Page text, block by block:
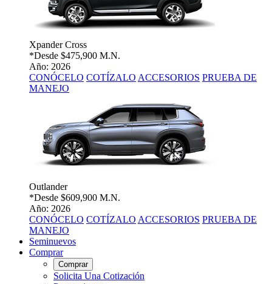
Xpander Cross
*Desde $475,900 M.N.
Año: 2026
CONÓCELO COTÍZALO ACCESORIOS PRUEBA DE
MANEJO
Outlander
*Desde $609,900 M.N.
Año: 2026
CONÓCELO COTÍZALO ACCESORIOS PRUEBA DE
MANEJO
Seminuevos
Comprar
Comprar
Solicita Una Cotización